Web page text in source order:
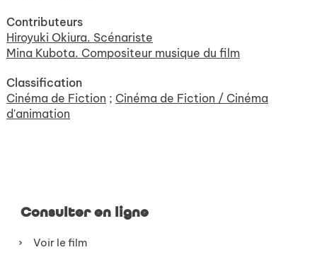
Contributeurs
Hiroyuki Okiura. Scénariste
Mina Kubota. Compositeur musique du film
Classification
Cinéma de Fiction ; Cinéma de Fiction / Cinéma
d'animation
Consulter en ligne
Voir le film